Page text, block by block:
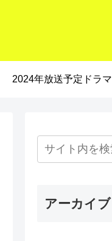
2024年放送予定ドラマ
アーカイブ